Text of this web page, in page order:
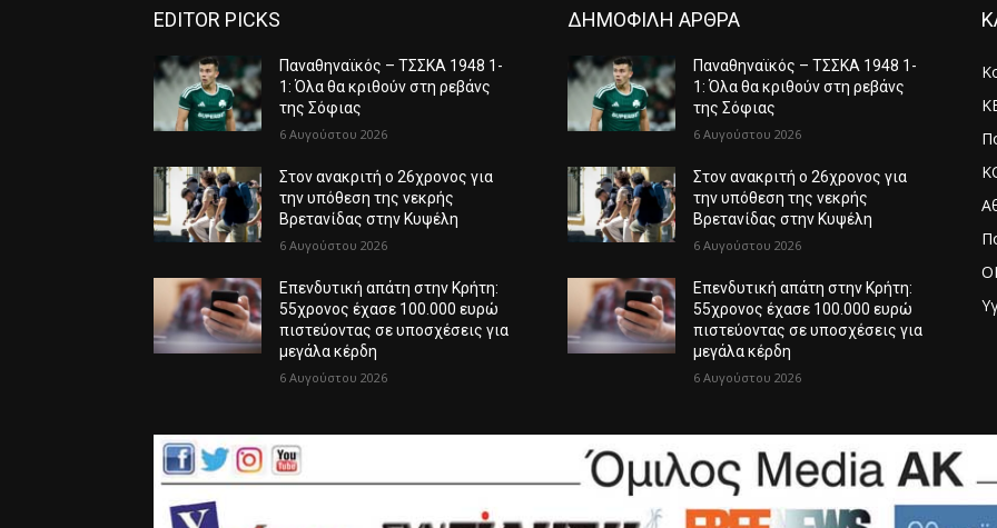
EDITOR PICKS
Παναθηναϊκός – ΤΣΣΚΑ 1948 1-
1: Όλα θα κριθούν στη ρεβάνς
της Σόφιας
6 Αυγούστου 2026
Στον ανακριτή ο 26χρονος για
την υπόθεση της νεκρής
Βρετανίδας στην Κυψέλη
6 Αυγούστου 2026
Επενδυτική απάτη στην Κρήτη:
55χρονος έχασε 100.000 ευρώ
πιστεύοντας σε υποσχέσεις για
μεγάλα κέρδη
6 Αυγούστου 2026
ΔΗΜΟΦΙΛΗ ΑΡΘΡΑ
Παναθηναϊκός – ΤΣΣΚΑ 1948 1-
1: Όλα θα κριθούν στη ρεβάνς
της Σόφιας
6 Αυγούστου 2026
Στον ανακριτή ο 26χρονος για
την υπόθεση της νεκρής
Βρετανίδας στην Κυψέλη
6 Αυγούστου 2026
Επενδυτική απάτη στην Κρήτη:
55χρονος έχασε 100.000 ευρώ
πιστεύοντας σε υποσχέσεις για
μεγάλα κέρδη
6 Αυγούστου 2026